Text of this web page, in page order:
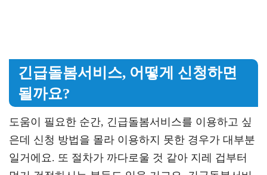
긴급돌봄서비스, 어떻게 신청하면
될까요?
도움이 필요한 순간, 긴급돌봄서비스를 이용하고 싶
은데 신청 방법을 몰라 이용하지 못한 경우가 대부분
일거에요. 또 절차가 까다로울 것 같아 지레 겁부터